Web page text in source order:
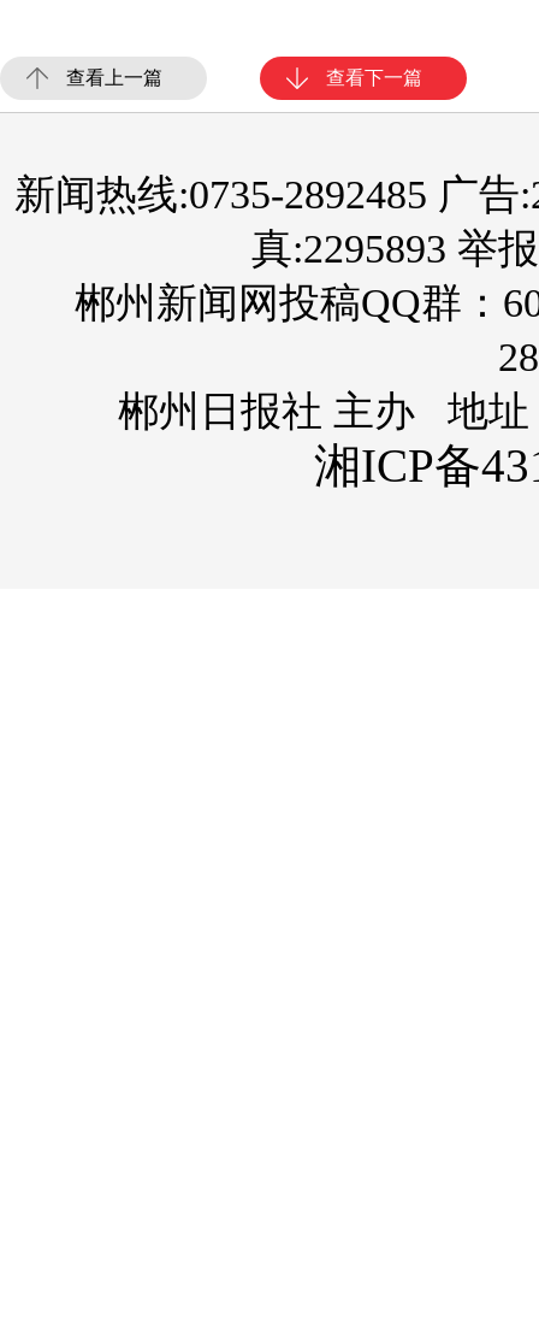
查看上一篇 查看下一篇
新闻热线:0735-2892485 广告
真:2295893 举
郴州新闻网投稿QQ群：
郴州日报社 主办 地址
湘ICP备